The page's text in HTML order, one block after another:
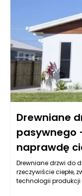
coraz bardziej
ekologicznie. Dzięki
drzwi te
rachunki za
mieszkańców.
Drewniane
pasywnego
naprawdę
Drewniane drzwi do
rzeczywiście ciepłe,
technologii